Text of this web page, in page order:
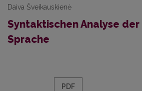
Daiva Šveikauskienė
Syntaktischen Analyse
Sprache
PDF